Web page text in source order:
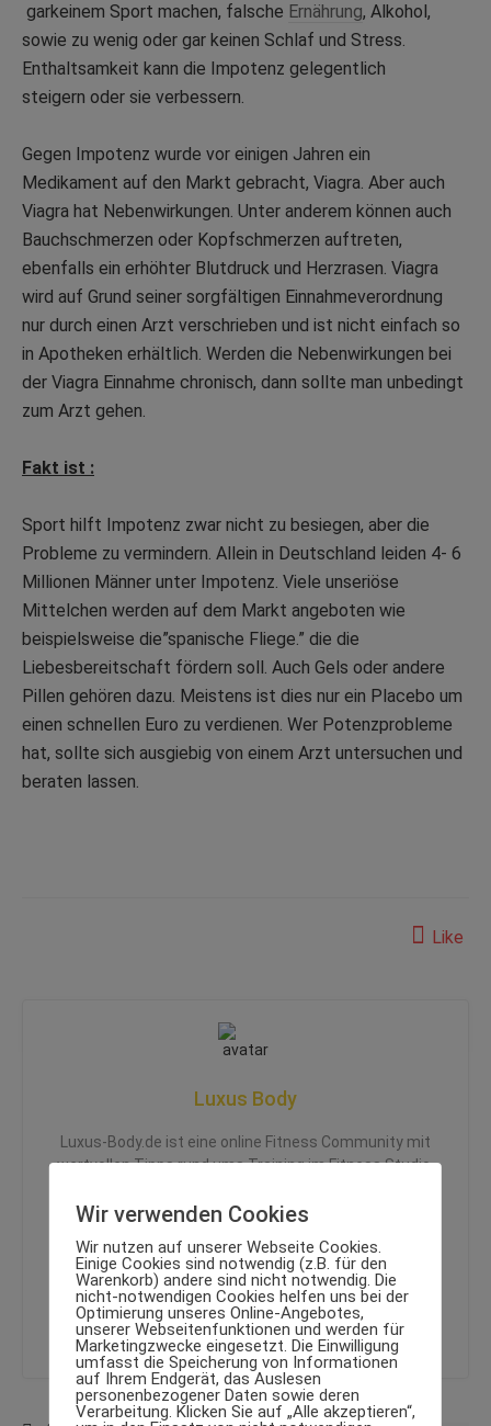
garkeinem Sport machen, falsche Ernährung, Alkohol,
sowie zu wenig oder gar keinen Schlaf und Stress.
Enthaltsamkeit kann die Impotenz gelegentlich
steigern oder sie verbessern.
Gegen Impotenz wurde vor einigen Jahren ein
Medikament auf den Markt gebracht, Viagra. Aber auch
Viagra hat Nebenwirkungen. Unter anderem können auch
Bauchschmerzen oder Kopfschmerzen auftreten,
ebenfalls ein erhöhter Blutdruck und Herzrasen. Viagra
wird auf Grund seiner sorgfältigen Einnahmeverordnung
nur durch einen Arzt verschrieben und ist nicht einfach so
in Apotheken erhältlich. Werden die Nebenwirkungen bei
der Viagra Einnahme chronisch, dann sollte man unbedingt
zum Arzt gehen.
Fakt ist :
Sport hilft Impotenz zwar nicht zu besiegen, aber die
Probleme zu vermindern. Allein in Deutschland leiden 4- 6
Millionen Männer unter Impotenz. Viele unseriöse
Mittelchen werden auf dem Markt angeboten wie
beispielsweise die”spanische Fliege.” die die
Liebesbereitschaft fördern soll. Auch Gels oder andere
Pillen gehören dazu. Meistens ist dies nur ein Placebo um
einen schnellen Euro zu verdienen. Wer Potenzprobleme
hat, sollte sich ausgiebig von einem Arzt untersuchen und
beraten lassen.
Like
Luxus Body
Luxus-Body.de ist eine online Fitness Community mit
wertvollen Tipps rund ums Training im Fitness Studio,
Weg zu deinem ganz persönlichen Luxus Body und
bringst. Hier findest Du alles für Anfänger bis hin zum
Body Builder.
Wir verwenden Cookies
Wir nutzen auf unserer Webseite Cookies.
Einige Cookies sind notwendig (z.B. für den
Warenkorb) andere sind nicht notwendig. Die
nicht-notwendigen Cookies helfen uns bei der
Optimierung unseres Online-Angebotes,
unserer Webseitenfunktionen und werden für
Marketingzwecke eingesetzt. Die Einwilligung
umfasst die Speicherung von Informationen
auf Ihrem Endgerät, das Auslesen
personenbezogener Daten sowie deren
Verarbeitung. Klicken Sie auf „Alle akzeptieren“,